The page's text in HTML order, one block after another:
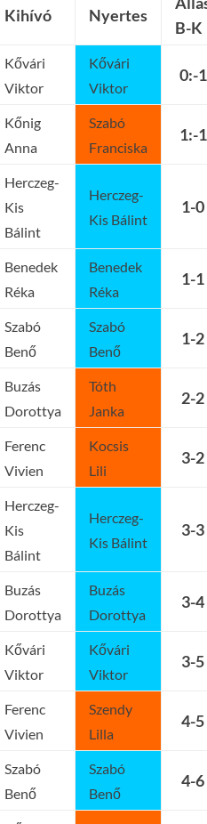
Kihívó Nyertes
B-K
Kővári
Viktor
Kővári
Viktor
0:-1
Kőnig
Anna
Szabó
Franciska
1:-1
Herczeg-
Kis
Bálint
Herczeg-
Kis Bálint
1-0
Benedek
Réka
Benedek
Réka
1-1
Szabó
Benő
Szabó
Benő
1-2
Buzás
Dorottya
Tóth
Janka
2-2
Ferenc
Vivien
Kocsis
Lili
3-2
Herczeg-
Kis
Bálint
Herczeg-
Kis Bálint
3-3
Buzás
Dorottya
Buzás
Dorottya
3-4
Kővári
Viktor
Kővári
Viktor
3-5
Ferenc
Vivien
Szendy
Lilla
4-5
Szabó
Benő
Szabó
Benő
4-6